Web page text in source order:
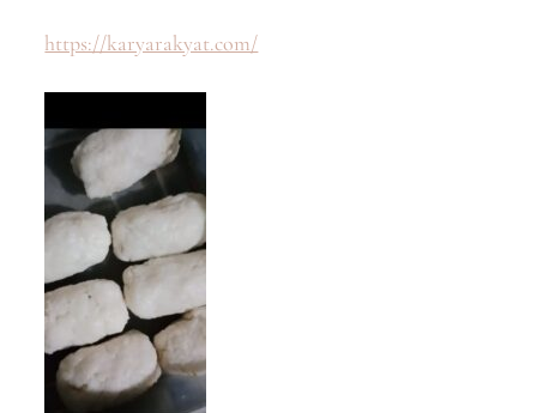
https://karyarakyat.com/